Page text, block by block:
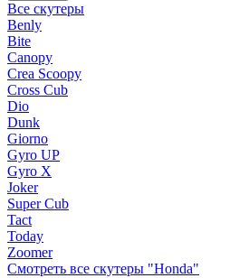
Все скутеры
Benly
Bite
Canopy
Crea Scoopy
Cross Cub
Dio
Dunk
Giorno
Gyro UP
Gyro X
Joker
Super Cub
Tact
Today
Zoomer
Смотреть все скутеры "Honda"